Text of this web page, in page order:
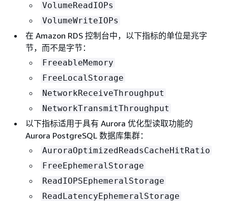
VolumeReadIOPs
VolumeWriteIOPs
在 Amazon RDS 控制台中，以下指标的单位是兆字
节，而不是字节：
FreeableMemory
FreeLocalStorage
NetworkReceiveThroughput
NetworkTransmitThroughput
以下指标适用于具有 Aurora 优化型读取功能的
Aurora PostgreSQL 数据库集群：
AuroraOptimizedReadsCacheHitRatio
FreeEphemeralStorage
ReadIOPSEphemeralStorage
ReadLatencyEphemeralStorage